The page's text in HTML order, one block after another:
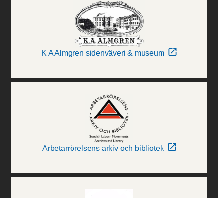
K A Almgren sidenväveri & museum
Arbetarrörelsens arkiv och bibliotek